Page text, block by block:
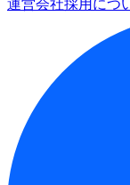
運営会社採用につ